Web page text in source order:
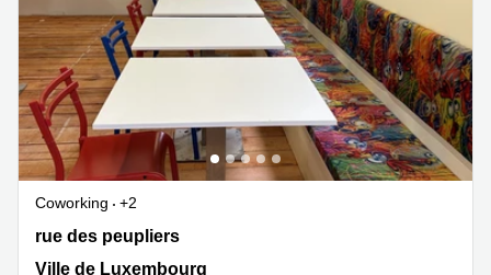
Coworking
+2
20 rue des peupliers, Ville de Luxembourg
rue des peupliers
Ville de Luxembourg